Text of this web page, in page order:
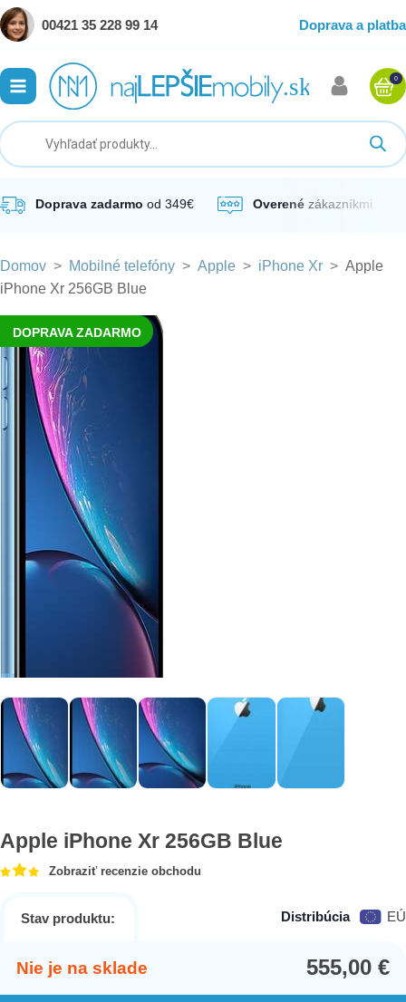
00421 35 228 99 14 Doprava a platba
0
Doprava zadarmo od 349€ Overené zákazníkmi
Domov > Mobilné telefóny > Apple > iPhone Xr > Apple
iPhone Xr 256GB Blue
DOPRAVA ZADARMO
Apple iPhone Xr 256GB Blue
Zobraziť recenzie obchodu
Stav produktu: Distribúcia EÚ
Nie je na sklade 555,00€